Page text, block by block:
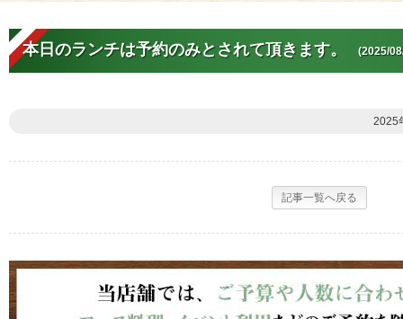
本日のランチは予約のみとされて頂きます。 (2025/
2025
記事一覧へ戻る